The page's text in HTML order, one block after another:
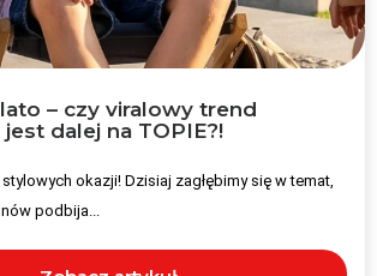
– czy viralowy trend
dalej na TOPIE?!
okazji! Dzisiaj zagłębimy się w temat,
podbija...